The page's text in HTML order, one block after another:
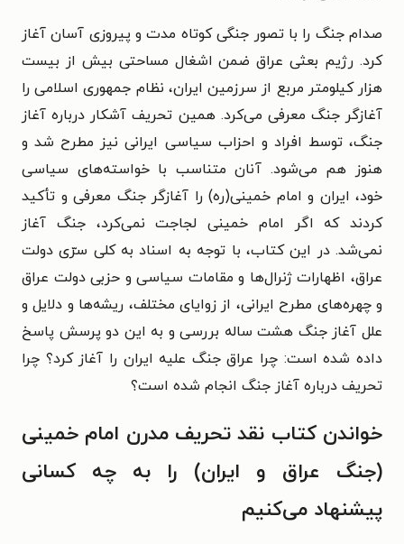
صدام جنگ را با تصور جنگی کوتاه مدت و پیروزی آسان آغاز
کرد. رژیم بعثی عراق ضمن اشغال مساحتی بیش از بیست
هزار کیلومتر مربع از سرزمین ایران، نظام جمهوری اسلامی را
آغازگر جنگ معرفی می‌کرد. همین تحریف آشکار درباره آغاز
جنگ، توسط افراد و احزاب سیاسی ایرانی نیز مطرح شد و
هنوز هم می‌شود. آنان متناسب با خواسته‌های سیاسی
خود، ایران و امام خمینی(ره) را آغازگر جنگ معرفی و تأکید
کردند که اگر امام خمینی لجاجت نمی‌کرد، جنگ آغاز
نمی‌شد. در این کتاب، با توجه به اسناد به کلی سرّی دولت
عراق، اظهارات ژنرال‌ها و مقامات سیاسی و حزبی دولت عراق
و چهره‌های مطرح ایرانی، از زوایای مختلف، ریشه‌ها و دلایل و
علل آغاز جنگ هشت ساله بررسی و به این دو پرسش پاسخ
داده شده است: چرا عراق جنگ علیه ایران را آغاز کرد؟ چرا
تحریف درباره آغاز جنگ انجام شده است؟
خواندن کتاب نقد تحریف مدرن امام خمینی
(جنگ عراق و ایران) را به چه کسانی
پیشنهاد می‌کنیم